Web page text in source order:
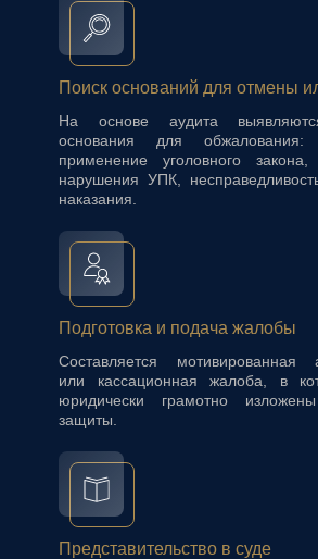
Поиск оснований для отмены
На основе аудита
основания для обжалования:
применение уголовного закона,
нарушения УПК,
наказания.
Подготовка и подача жалобы
Составляется мотивированная
или кассационная жалоба, в
юридически грамотно
защиты.
Представительство в суде